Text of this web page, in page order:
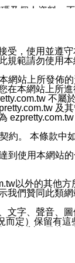
及個人資料，
、信件或進入所
的郵件地址與
重要訊息給您
對您有效且
司/本服務所
定中，同意接收
官方帳號。
下：
不會接收到來
受，使用並遵
規範請勿使用
網站上所發佈
在本網站上所
不
及
約。 本條款中
到使用本網站
以外的其他
我們贊同此類
文字、聲音、
而定）保留有